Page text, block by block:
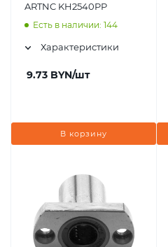
ARTNC KH2540PP
Есть в наличии: 144
Характеристики
9.73 BYN/шт
В корзину